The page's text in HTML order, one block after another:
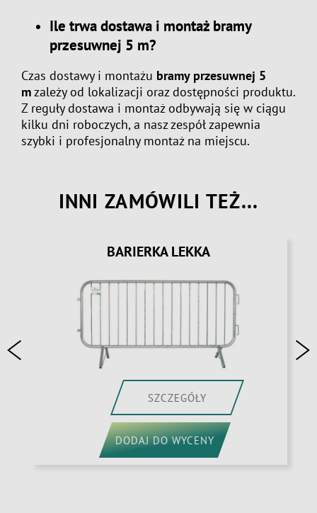
Ile trwa dostawa i montaż bramy
przesuwnej 5 m?
Czas dostawy i montażu bramy przesuwnej 5
mzależy od lokalizacji oraz dostępności produktu.
Z reguły dostawa i montaż odbywają się w ciągu
kilku dni roboczych, a nasz zespół zapewnia
szybki i profesjonalny montaż na miejscu.
INNI ZAMÓWILI TEŻ...
BARIERKA LEKKA
SZCZEGÓŁY
DODAJ DO WYCENY